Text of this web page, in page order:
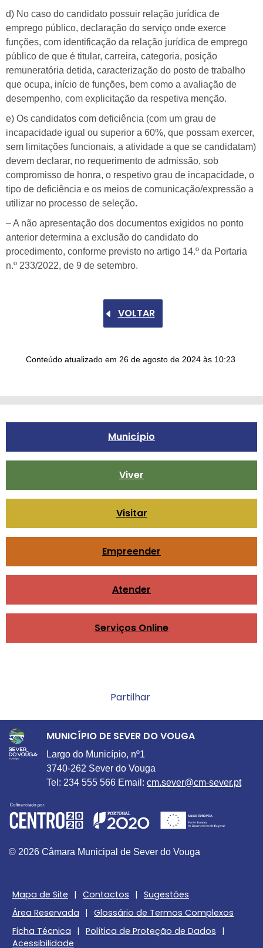
d) No caso do candidato possuir relação jurídica de
emprego público, declaração do serviço onde exerce
funções, com identificação da relação jurídica de emprego
público de que é titular, carreira, categoria, posição
remuneratória detida, caracterização do posto de trabalho
que ocupa, início de funções, bem como a avaliação de
desempenho, com explicitação da respetiva menção.
e) Os candidatos com deficiência (com um grau de
incapacidade igual ou superior a 60%, que possam exercer,
sem limitações funcionais, a atividade a que se candidatam)
devem declarar, no requerimento de admissão, sob
compromisso de honra, o respetivo grau de incapacidade, o
tipo de deficiência e os meios de comunicação/expressão a
utilizar no processo de seleção.
– A não apresentação dos documentos exigidos no ponto
anterior determina a exclusão do candidato do
procedimento, conforme previsto no artigo 14.º da Portaria
n.º 233/2022, de 9 de setembro.
VOLTAR
Conteúdo atualizado em 26 de agosto de 2024 às 10:23
Município
Viver
Visitar
Empreender
Atender
Serviços Online
Partilhar
MUNICÍPIO DE SEVER DO VOUGA
Largo do Município, nº1
3740-262 Sever do Vouga
Tel: 234 555 566 Email: cm.sever@cm-sever.pt
© 2026 Câmara Municipal de Sever do Vouga
Mapa de Site | Contactos | Sugestões
Área Reservada | Glossário de Termos Complexos
Ficha Técnica | Política de Proteção de Dados |
Acessibilidade